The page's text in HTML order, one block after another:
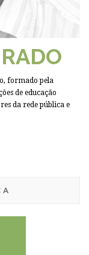
formado pela
de educação
da rede pública e